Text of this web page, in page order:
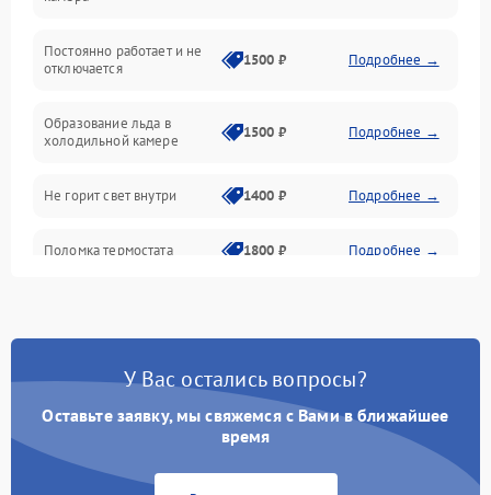
Постоянно работает и не
отключается
1500 ₽ Подробнее →
Образование льда в
холодильной камере
1500 ₽ Подробнее →
Не горит свет внутри 1400 ₽ Подробнее →
Поломка термостата 1800 ₽ Подробнее →
Образование конденсата
1800 ₽ Подробнее →
Сбой в работе инвертора
У Вас остались вопросы?
Оставьте заявку, мы свяжемся с Вами в ближайшее
время